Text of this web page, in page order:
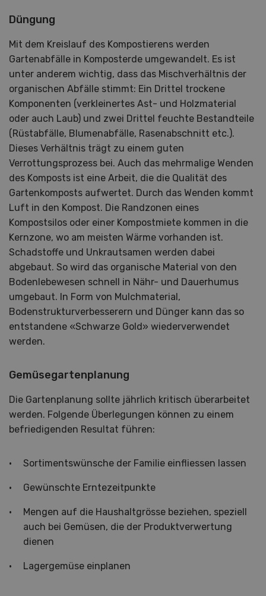
Düngung
Mit dem Kreislauf des Kompostierens werden
Gartenabfälle in Komposterde umgewandelt. Es ist
unter anderem wichtig, dass das Mischverhältnis der
organischen Abfälle stimmt: Ein Drittel trockene
Komponenten (verkleinertes Ast- und Holzmaterial
oder auch Laub) und zwei Drittel feuchte Bestandteile
(Rüstabfälle, Blumenabfälle, Rasenabschnitt etc.).
Dieses Verhältnis trägt zu einem guten
Verrottungsprozess bei. Auch das mehrmalige Wenden
des Komposts ist eine Arbeit, die die Qualität des
Gartenkomposts aufwertet. Durch das Wenden kommt
Luft in den Kompost. Die Randzonen eines
Kompostsilos oder einer Kompostmiete kommen in die
Kernzone, wo am meisten Wärme vorhanden ist.
Schadstoffe und Unkrautsamen werden dabei
abgebaut. So wird das organische Material von den
Bodenlebewesen schnell in Nähr- und Dauerhumus
umgebaut. In Form von Mulchmaterial,
Bodenstrukturverbesserern und Dünger kann das so
entstandene «Schwarze Gold» wiederverwendet
werden.
Gemüsegartenplanung
Die Gartenplanung sollte jährlich kritisch überarbeitet
werden. Folgende Überlegungen können zu einem
befriedigenden Resultat führen:
Sortimentswünsche der Familie einfliessen lassen
Gewünschte Erntezeitpunkte
Mengen auf die Haushaltgrösse beziehen, speziell
auch bei Gemüsen, die der Produktverwertung
dienen
Lagergemüse einplanen